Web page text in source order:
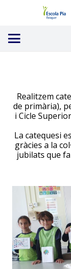
Realitzem
de primària),
i Cicle
La catequesi
gràcies a la
jubilats que